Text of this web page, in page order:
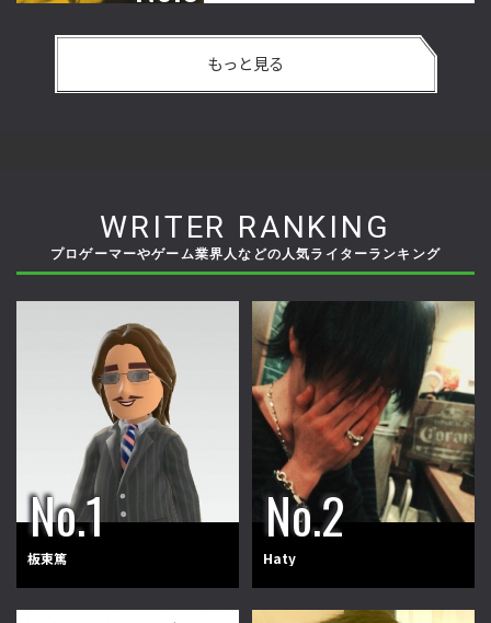
もっと見る
WRITER RANKING
プロゲーマーやゲーム業界人などの人気ライターランキング
板東篤 Haty